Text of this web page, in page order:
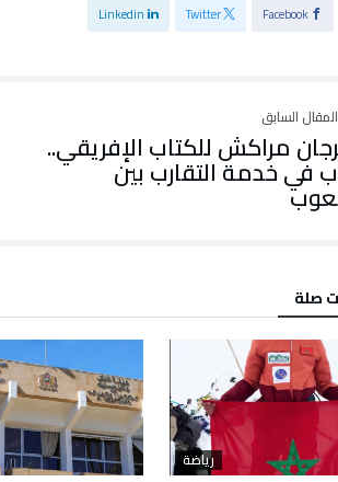
Facebook
Twitter
Linkedin
مراكش للكتاب الإفريقي..
في خدمة التقارب بين
صلة‬
رياضة